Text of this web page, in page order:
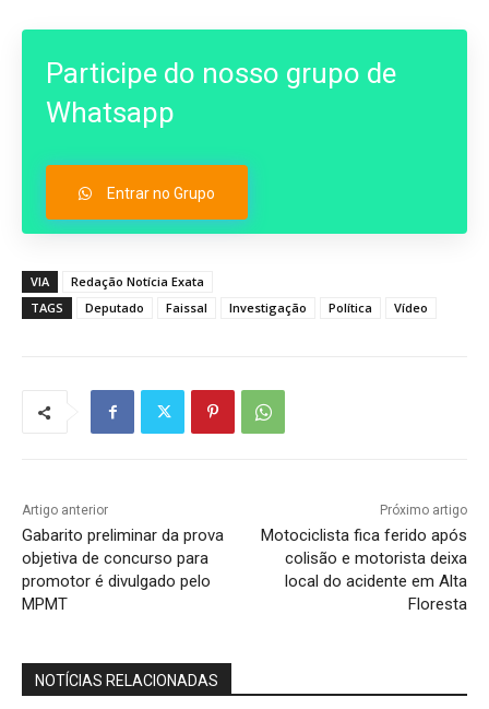
Participe do nosso grupo de
Whatsapp
Entrar no Grupo
VIA
Redação Notícia Exata
TAGS
Deputado Faissal Investigação Política Vídeo
Artigo anterior
Gabarito preliminar da prova
objetiva de concurso para
promotor é divulgado pelo
MPMT
Próximo artigo
Motociclista fica ferido após
colisão e motorista deixa
local do acidente em Alta
Floresta
NOTÍCIAS RELACIONADAS